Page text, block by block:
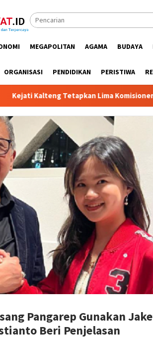
MEGAPOLITAN AGAMA BUDAYA
ORGANISASI PENDIDIKAN PERISTIWA
Tetapkan Lima Komisioner KPU
Pangarep Gunakan
Beri Penjelasan